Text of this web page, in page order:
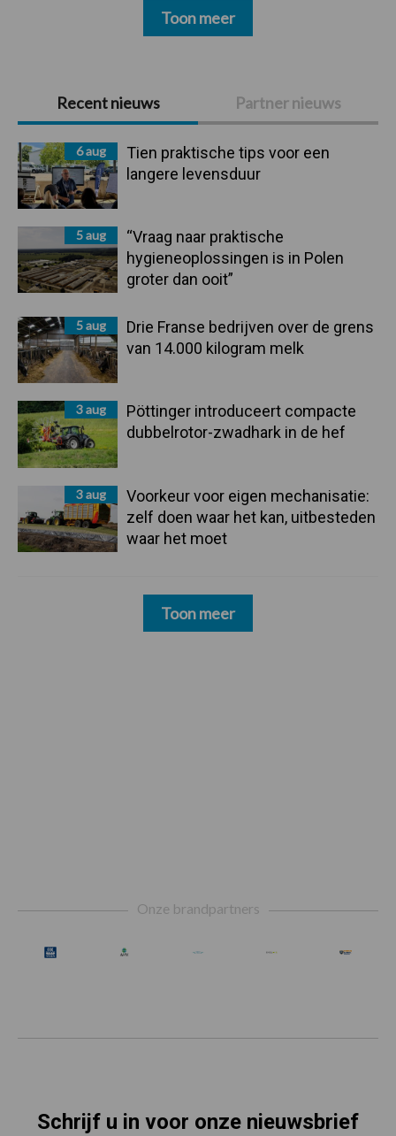
Primaire
Sidebar
Recent nieuws Partner nieuws
6 aug
Tien praktische tips voor een
langere levensduur
5 aug
“Vraag naar praktische
hygieneoplossingen is in Polen
groter dan ooit”
5 aug
Drie Franse bedrijven over de grens
van 14.000 kilogram melk
3 aug
Pöttinger introduceert compacte
dubbelrotor-zwadhark in de hef
3 aug
Voorkeur voor eigen mechanisatie:
zelf doen waar het kan, uitbesteden
waar het moet
Toon meer
Toon meer
Onze brandpartners
Schrijf u in voor onze nieuwsbrief